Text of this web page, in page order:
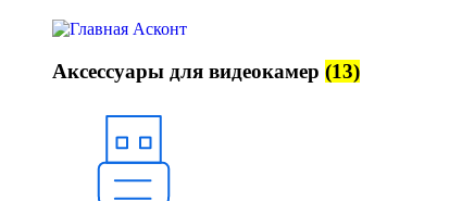
Аксессуары для видеокамер (13)